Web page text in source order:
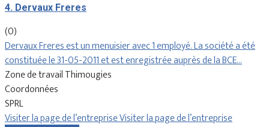
4. Dervaux Freres
(0)
Dervaux Freres est un menuisier avec 1 employé. La société a été
constituée le 31-05-2011 et est enregistrée auprès de la BCE…
Zone de travail Thimougies
Coordonnées
SPRL
Visiter la page de l’entrepriseVisiter la page de l’entreprise